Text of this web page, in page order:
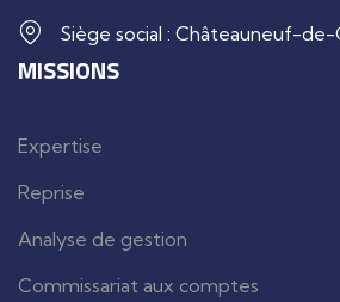
Siège social : Châteauneuf-
MISSIONS
Expertise
Reprise
Analyse de gestion
Commissariat aux comptes